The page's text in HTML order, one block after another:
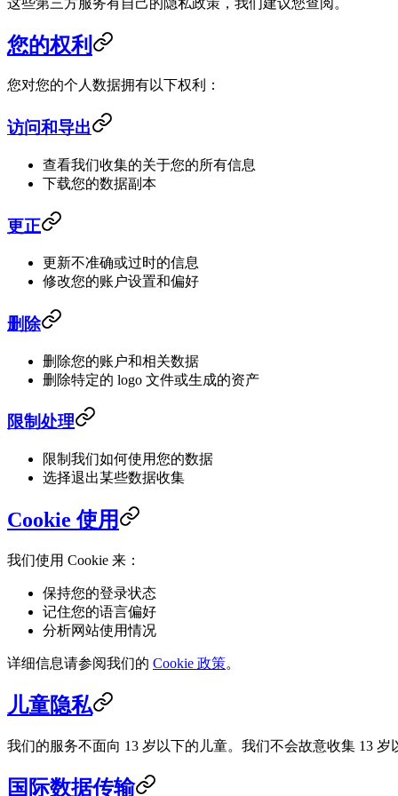
您的权利
您对您的个人数据拥有以下权利：
访问和导出
查看我们收集的关于您的所有信息
下载您的数据副本
更正
更新不准确或过时的信息
修改您的账户设置和偏好
删除
删除您的账户和相关数据
删除特定的 logo 文件或生成的资产
限制处理
限制我们如何使用您的数据
选择退出某些数据收集
Cookie 使用
我们使用 Cookie 来：
保持您的登录状态
记住您的语言偏好
分析网站使用情况
详细信息请参阅我们的 Cookie 政策。
儿童隐私
我们的服务不面向 13 岁以下的儿童。我们不会故意收集 13 岁
国际数据传输